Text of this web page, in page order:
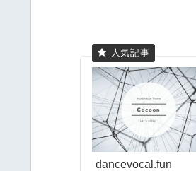
dancevocal.fun